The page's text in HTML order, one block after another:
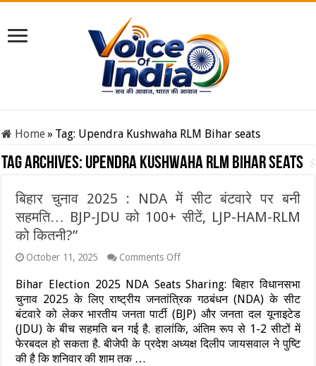
Home» Tag: Upendra Kushwaha RLM Bihar seats
Tag Archives: Upendra Kushwaha RLM Bihar seats
बिहार चुनाव 2025 : NDA में सीट बंटवारे पर बनी
सहमति… BJP-JDU को 100+ सीटें, LJP-HAM-RLM
को कितनी?”
October 11, 2025 Comments Offon
चुनाव
2025
:
NDA
में
सीट
बंटवारे
Bihar Election 2025 NDA Seats Sharing: बिहार विधानसभा
चुनाव 2025 के लिए राष्ट्रीय जनतांत्रिक गठबंधन (NDA) के सीट
बंटवारे को लेकर भारतीय जनता पार्टी (BJP) और जनता दल यूनाइटेड
(JDU) के बीच सहमति बन गई है. हालांकि, अंतिम रूप से 1-2 सीटों में
फेरबदल हो सकता है. बीजेपी के प्रदेश अध्यक्ष दिलीप जायसवाल ने पुष्टि
की है कि शनिवार की शाम तक …